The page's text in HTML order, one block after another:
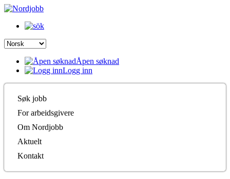
Åpen søknad
Logg inn
Søk jobb
For arbeidsgivere
Om Nordjobb
Aktuelt
Kontakt